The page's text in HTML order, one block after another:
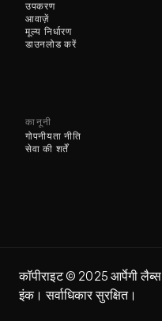
उपकरण
आवाज़ें
मूल्य निर्धारण
डाउनलोड करें
कानूनी
गोपनीयता नीति
सेवा की शर्तें
कॉपीराइट ©️ 2025 आर्पेगी लैब्स
इंक। सर्वाधिकार सुरक्षित।